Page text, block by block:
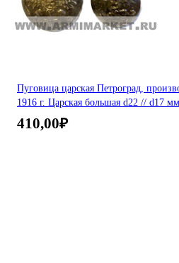
Пуговица царская Петроград,
1916 г. Царская большая d22 // d17 мм
410,00₽